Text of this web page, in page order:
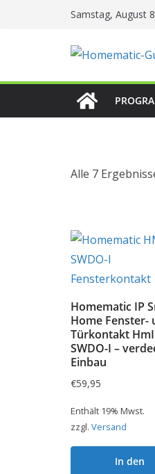
Samstag, August
Alle 7
Homematic IP
Home Fenster-
Türkontakt
SWDO-I –
Einbau
€59,95
Enthält 19% Mwst.
zzgl. Versand
In den